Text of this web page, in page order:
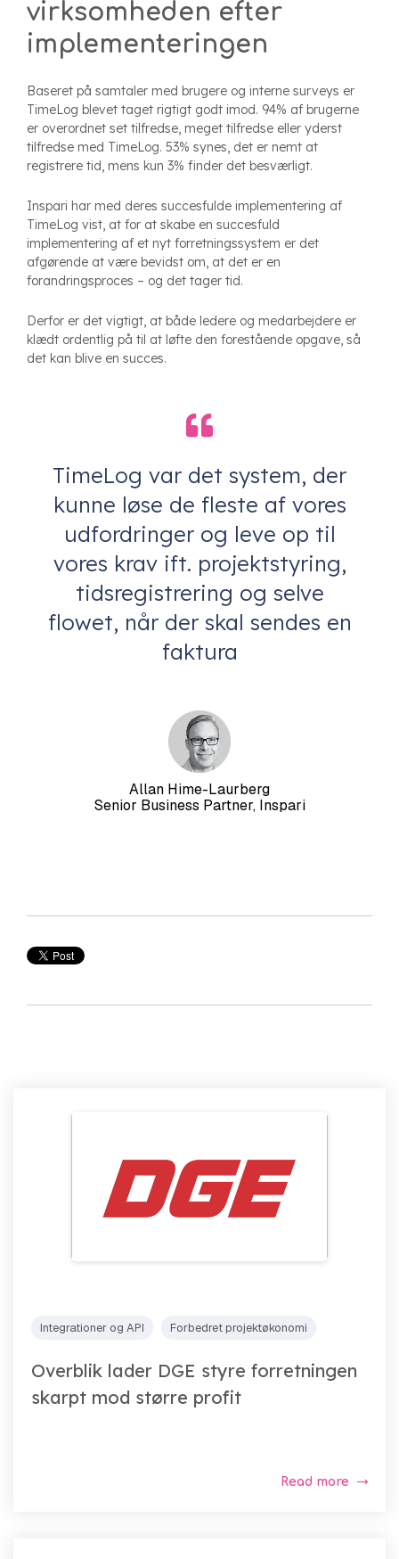
virksomheden efter
implementeringen
Baseret på samtaler med brugere og interne surveys er
TimeLog blevet taget rigtigt godt imod. 94% af brugerne
er overordnet set tilfredse, meget tilfredse eller yderst
tilfredse med TimeLog. 53% synes, det er nemt at
registrere tid, mens kun 3% finder det besværligt.
Inspari har med deres succesfulde implementering af
TimeLog vist, at for at skabe en succesfuld
implementering af et nyt forretningssystem er det
afgørende at være bevidst om, at det er en
forandringsproces – og det tager tid.
Derfor er det vigtigt, at både ledere og medarbejdere er
klædt ordentlig på til at løfte den forestående opgave, så
det kan blive en succes.
TimeLog var det system, der
kunne løse de fleste af vores
udfordringer og leve op til
vores krav ift. projektstyring,
tidsregistrering og selve
flowet, når der skal sendes en
faktura
Allan Hime-Laurberg
Senior Business Partner, Inspari
Integrationer og API Forbedret projektøkonomi
Overblik lader DGE styre forretningen
skarpt mod større profit
Read more